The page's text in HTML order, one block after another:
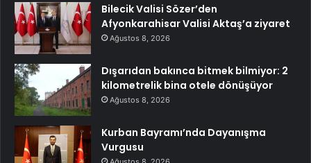
Bilecik Valisi Sözer’den
Afyonkarahisar Valisi Aktaş’a ziyaret
Ağustos 8, 2026
Dışarıdan bakınca bitmek bilmiyor: 2
kilometrelik bina otele dönüşüyor
Ağustos 8, 2026
Kurban Bayramı’nda Dayanışma
Vurgusu